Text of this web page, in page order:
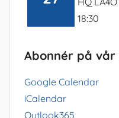
18:30
Abonnér på
Google Calendar
iCalendar
Outlook365